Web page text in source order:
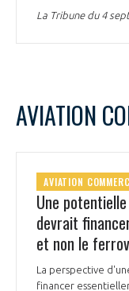
La Tribune du 4
AVIATION
AVIATION
Une
devrait
et non le
La perspective
financer